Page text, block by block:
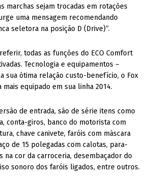
marchas sejam trocadas em rotações
uma mensagem recomendando
seletora na posição D (Drive)”.
todas as funções do ECO Comfort
Tecnologia e equipamentos –
sua ótima relação custo-benefício, o Fox
mais equipado em sua linha 2014.
de entrada, são de série itens como
conta-giros, banco do motorista com
chave canivete, faróis com máscara
de 15 polegadas com calotas, para-
na cor da carroceria, desembaçador do
sonoro dos faróis ligados, entre outros.